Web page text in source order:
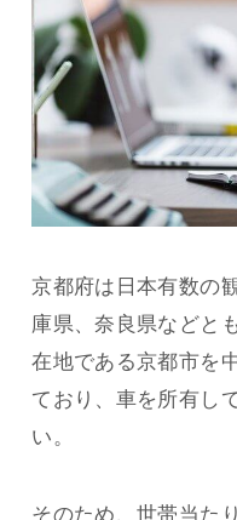
京都府は日本有数の
庫県、奈良県などと
在地である京都市を
ており、車を所有し
い。
そのため、世帯当た